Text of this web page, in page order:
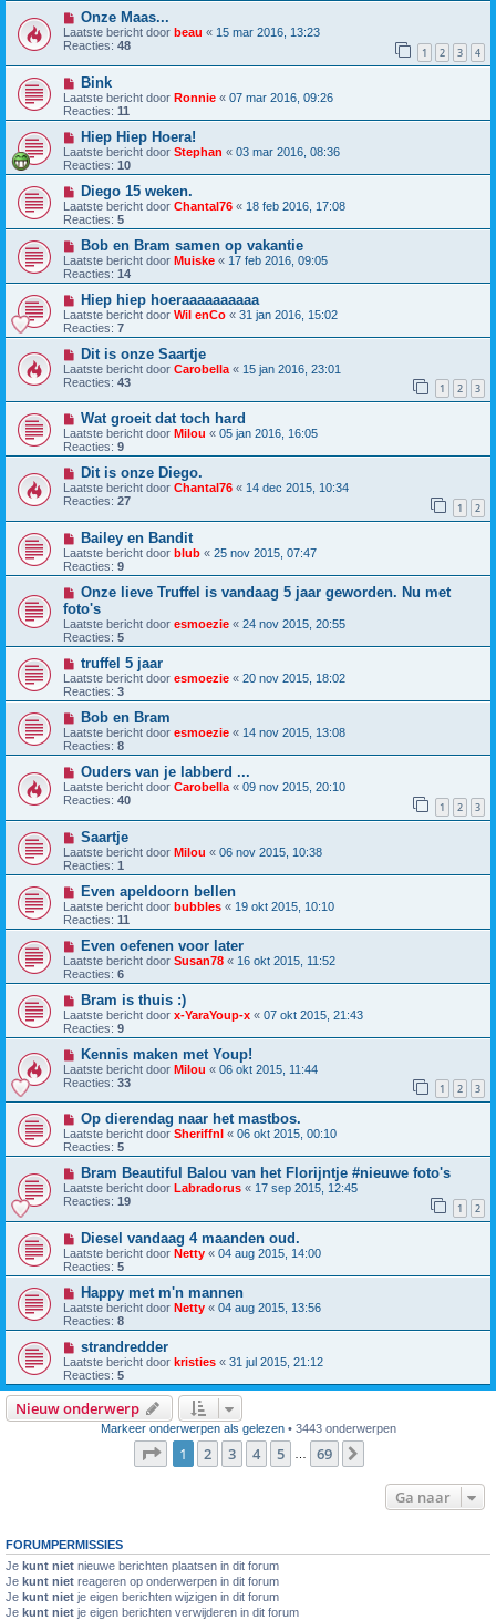
Onze Maas...
Laatste bericht door beau « 15 mar 2016, 13:23
Reacties: 48 1 2 3 4
Bink
Laatste bericht door Ronnie « 07 mar 2016, 09:26
Reacties: 11
Hiep Hiep Hoera!
Laatste bericht door Stephan « 03 mar 2016, 08:36
Reacties: 10
Diego 15 weken.
Laatste bericht door Chantal76 « 18 feb 2016, 17:08
Reacties: 5
Bob en Bram samen op vakantie
Laatste bericht door Muiske « 17 feb 2016, 09:05
Reacties: 14
Hiep hiep hoeraaaaaaaaaa
Laatste bericht door Wil enCo « 31 jan 2016, 15:02
Reacties: 7
Dit is onze Saartje
Laatste bericht door Carobella « 15 jan 2016, 23:01
Reacties: 43 1 2 3
Wat groeit dat toch hard
Laatste bericht door Milou « 05 jan 2016, 16:05
Reacties: 9
Dit is onze Diego.
Laatste bericht door Chantal76 « 14 dec 2015, 10:34
Reacties: 27 1 2
Bailey en Bandit
Laatste bericht door blub « 25 nov 2015, 07:47
Reacties: 9
Onze lieve Truffel is vandaag 5 jaar geworden. Nu met
foto's
Laatste bericht door esmoezie « 24 nov 2015, 20:55
Reacties: 5
truffel 5 jaar
Laatste bericht door esmoezie « 20 nov 2015, 18:02
Reacties: 3
Bob en Bram
Laatste bericht door esmoezie « 14 nov 2015, 13:08
Reacties: 8
Ouders van je labberd ...
Laatste bericht door Carobella « 09 nov 2015, 20:10
Reacties: 40 1 2 3
Saartje
Laatste bericht door Milou « 06 nov 2015, 10:38
Reacties: 1
Even apeldoorn bellen
Laatste bericht door bubbles « 19 okt 2015, 10:10
Reacties: 11
Even oefenen voor later
Laatste bericht door Susan78 « 16 okt 2015, 11:52
Reacties: 6
Bram is thuis :)
Laatste bericht door x-YaraYoup-x « 07 okt 2015, 21:43
Reacties: 9
Kennis maken met Youp!
Laatste bericht door Milou « 06 okt 2015, 11:44
Reacties: 33 1 2 3
Op dierendag naar het mastbos.
Laatste bericht door Sheriffnl « 06 okt 2015, 00:10
Reacties: 5
Bram Beautiful Balou van het Florijntje #nieuwe foto's
Laatste bericht door Labradorus « 17 sep 2015, 12:45
Reacties: 19 1 2
Diesel vandaag 4 maanden oud.
Laatste bericht door Netty « 04 aug 2015, 14:00
Reacties: 5
Happy met m'n mannen
Laatste bericht door Netty « 04 aug 2015, 13:56
Reacties: 8
strandredder
Laatste bericht door kristies « 31 jul 2015, 21:12
Reacties: 5
Nieuw onderwerp
Markeer onderwerpen als gelezen• 3443 onderwerpen
Pagina van 69
1 2 3 4 5 69
Ga naar
FORUMPERMISSIES
Je kunt niet nieuwe berichten plaatsen in dit forum
Je kunt niet reageren op onderwerpen in dit forum
Je kunt niet je eigen berichten wijzigen in dit forum
Je kunt niet je eigen berichten verwijderen in dit forum